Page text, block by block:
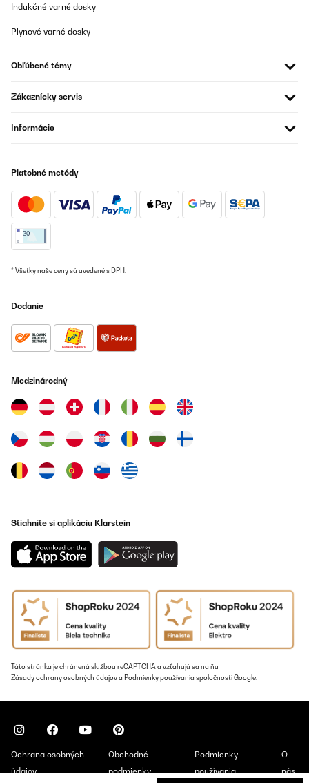
Indukčné varné dosky
Plynové varné dosky
Obľúbené témy
Zákaznícky servis
Informácie
Platobné metódy
* Všetky naše ceny sú uvedené s DPH.
Dodanie
Medzinárodný
Stiahnite si aplikáciu Klarstein
Táto stránka je chránená službou reCAPTCHA a vzťahujú sa na ňu
Zásady ochrany osobných údajova Podmienky používania spoločnosti Google.
Ochrana osobných
údajov
Obchodné
podmienky
Podmienky
používania
O
nás